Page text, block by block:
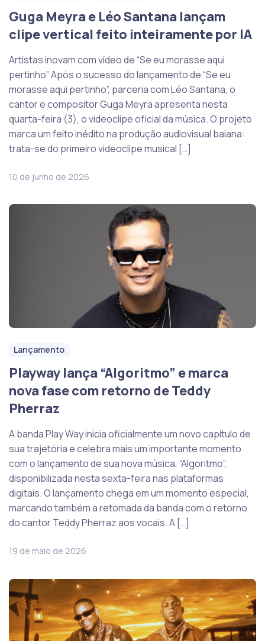
Guga Meyra e Léo Santana lançam
clipe vertical feito inteiramente por IA
Artistas inovam com vídeo de “Se eu morasse aqui
pertinho” Após o sucesso do lançamento de “Se eu
morasse aqui pertinho”, parceria com Léo Santana, o
cantor e compositor Guga Meyra apresenta nesta
quarta-feira (3), o videoclipe oficial da música. O projeto
marca um feito inédito na produção audiovisual baiana:
trata-se do primeiro videoclipe musical […]
10 de junho de 2026
Lançamento
Playway lança “Algoritmo” e marca
nova fase com retorno de Teddy
Pherraz
A banda Play Way inicia oficialmente um novo capítulo de
sua trajetória e celebra mais um importante momento
com o lançamento de sua nova música, “Algoritmo”,
disponibilizada nesta sexta-feira nas plataformas
digitais. O lançamento chega em um momento especial,
marcando também a retomada da banda com o retorno
do cantor Teddy Pherraz aos vocais. A […]
19 de maio de 2026